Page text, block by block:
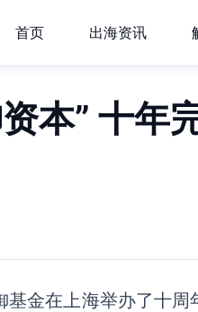
首页 出海资讯
本” 十年
基金在上海举办了十